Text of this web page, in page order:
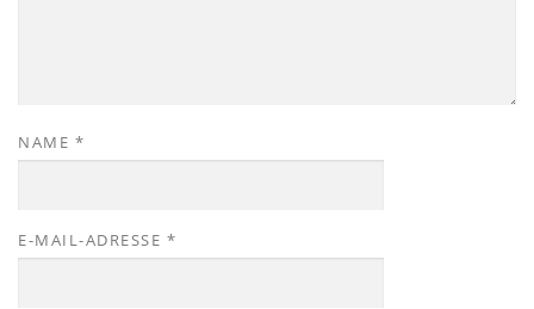
NAME *
E-MAIL-ADRESSE *